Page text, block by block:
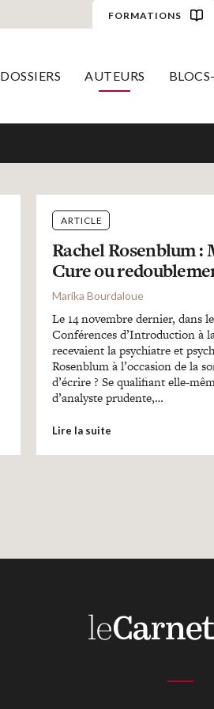
FORMATIONS
DOSSIERS AUTEURS
ARTICLE
Rachel Rosenblum :
Cure ou
Marika Bourdaloue
Le 14 novembre dernier, dans
Conférences d’Introduction à
recevaient la psychiatre et
Rosenblum à l’occasion de la
d’écrire ? Se qualifiant elle-
d’analyste prudente,…
Lire la suite